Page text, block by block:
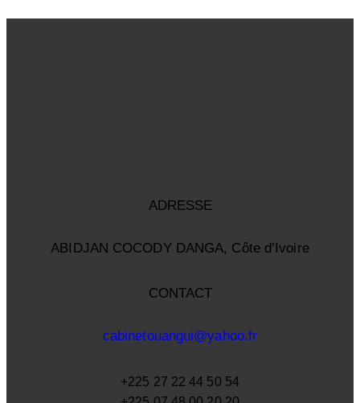
ADRESSE
ABIDJAN COCODY DANGA, Côte d’Ivoire
CONTACT
cabinetouangui@yahoo.fr
+225 27 22 44 50 54